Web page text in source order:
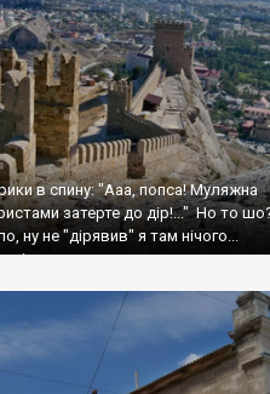
в спину: "Ааа, попса! Муляжна
затерте до дір!..." Но то
ну не "дірявив" я там нічого...
літа.